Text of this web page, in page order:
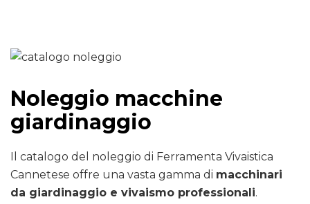
Noleggio macchine
giardinaggio
Il catalogo del noleggio di Ferramenta Vivaistica
Cannetese offre una vasta gamma di macchinari
da giardinaggio e vivaismo professionali.